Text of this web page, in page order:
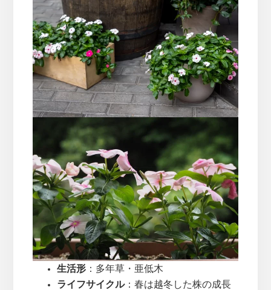
生活形：多年草・亜低木
ライフサイクル：春は越冬した株の成長